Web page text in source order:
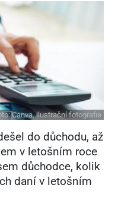
Canva, ilustrační fotografie
do důchodu, až
v letošním roce
důchodce, kolik
daní v letošním